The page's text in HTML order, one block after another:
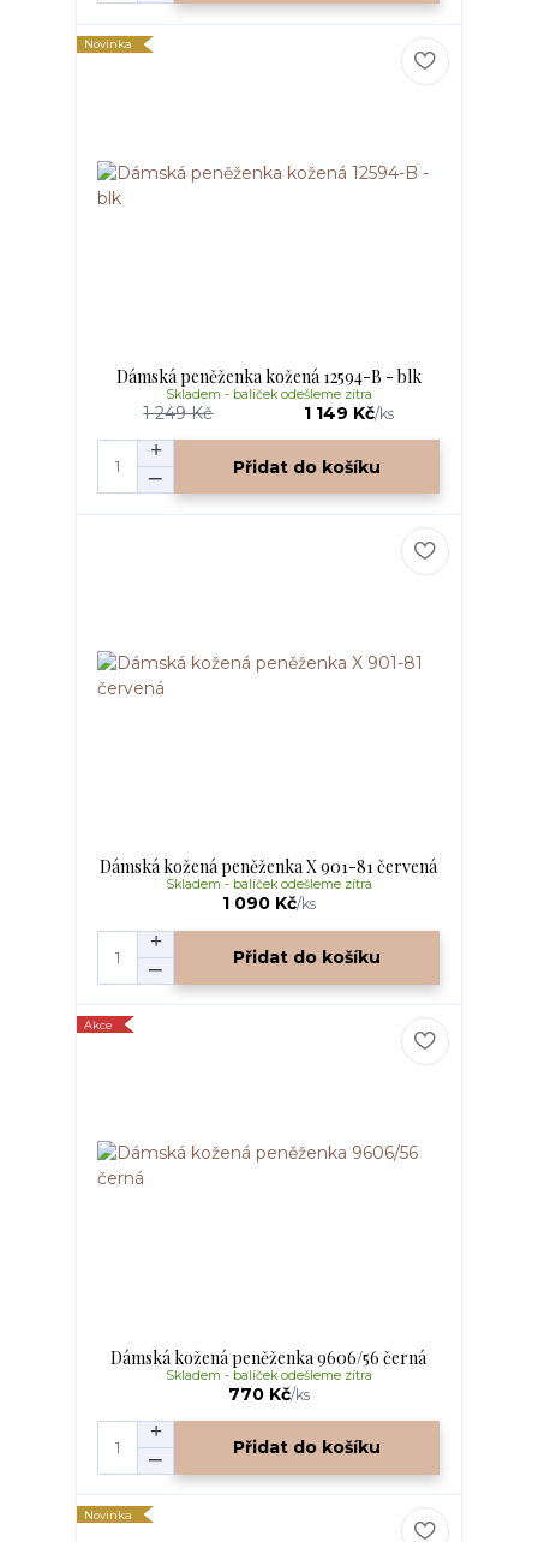
Novinka
Dámská peněženka kožená 12594-B - blk
1 249 Kč 1 149 Kč/ks
Skladem - balíček odešleme zítra
Přidat do košíku
Dámská kožená peněženka X 901-81 červená
1 090 Kč/ks
Skladem - balíček odešleme zítra
Přidat do košíku
Akce
Dámská kožená peněženka 9606/56 černá
770 Kč/ks
Skladem - balíček odešleme zítra
Přidat do košíku
Novinka